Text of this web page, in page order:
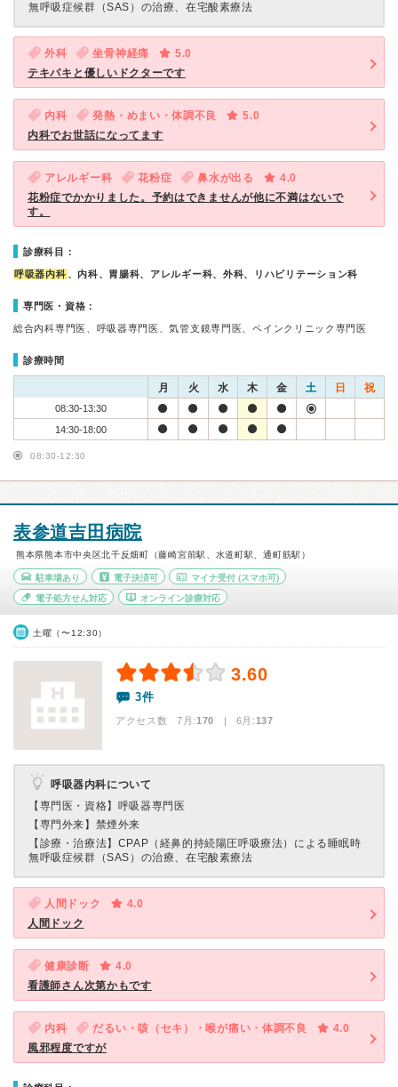
無呼吸症候群（SAS）の治療、在宅酸素療法
外科 坐骨神経痛
5.0
テキパキと優しいドクターです
内科 発熱・めまい・体調不良
5.0
内科でお世話になってます
アレルギー科 花粉症 鼻水が出る
4.0
花粉症でかかりました。予約はできませんが他に不満はないで
す。
診療科目：
呼吸器内科 、内科、胃腸科、アレルギー科、外科、リハビリテーション科
専門医・資格：
総合内科専門医、呼吸器専門医、気管支鏡専門医、ペインクリニック専門医
診療時間
月 火 水 木 金 土 日 祝
08:30-13:30
14:30-18:00
08:30-12:30
表参道吉田病院
熊本県熊本市中央区北千反畑町（藤崎宮前駅、水道町駅、通町筋駅）
駐車場あり 電子決済可 マイナ受付 (スマホ可)
電子処方せん対応 オンライン診療対応
土曜（〜12:30）
3.60
3件
アクセス数 7月:170 | 6月:137
呼吸器内科について
【専門医・資格】 呼吸器専門医
【専門外来】 禁煙外来
【診療・治療法】 CPAP（経鼻的持続陽圧呼吸療法）による睡眠時
無呼吸症候群（SAS）の治療、在宅酸素療法
人間ドック
4.0
人間ドック
健康診断
4.0
看護師さん次第かもです
内科 だるい・咳（セキ）・喉が痛い・体調不良
4.0
風邪程度ですが